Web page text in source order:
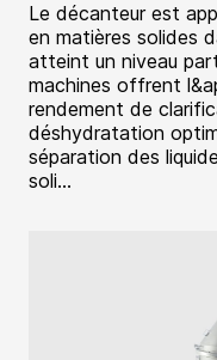
Le décanteur est
en matières solides
atteint un niveau
machines offrent
rendement de
déshydratation
séparation des
soli...